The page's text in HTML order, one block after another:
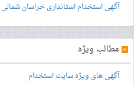
آگهی استخدام استانداری خراسان شمالی
» مطالب ویژه
آگهی های ویژه سایت استخدام